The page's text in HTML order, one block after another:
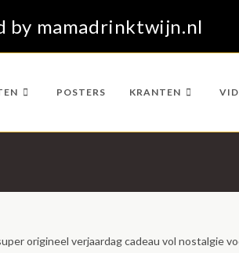
by mamadrinktwijn.nl
POSTERS KRANTEN
origineel verjaardag cadeau vol nostalgie